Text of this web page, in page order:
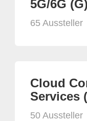
5G/6G (G)
65 Aussteller
Cloud
Services
50 Aussteller